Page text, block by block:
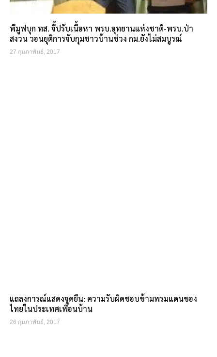
พีมูฟบุก ทส. จี้ปรับเนื้อหา พรบ.อุทยานแห่งชาติ-พรบ.ป่า
สงวน วอนยุติการจับกุมชาวบ้านช่วง กม.ยังไม่สมบูรณ์
27 กุมภาพันธ์, 2017
แถลงการณ์แสดงจุดยืน: ความรับผิดชอบข้ามพรมแดนของ
ไทยในประเทศเพื่อนบ้าน
26 กุมภาพันธ์, 2017